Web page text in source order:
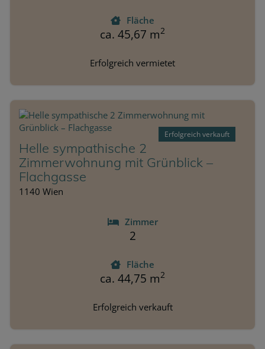
Fläche
ca. 45,67 m2
Erfolgreich vermietet
Erfolgreich verkauft
Helle sympathische 2
Zimmerwohnung mit Grünblick –
Flachgasse
1140 Wien
Zimmer
2
Fläche
ca. 44,75 m2
Erfolgreich verkauft